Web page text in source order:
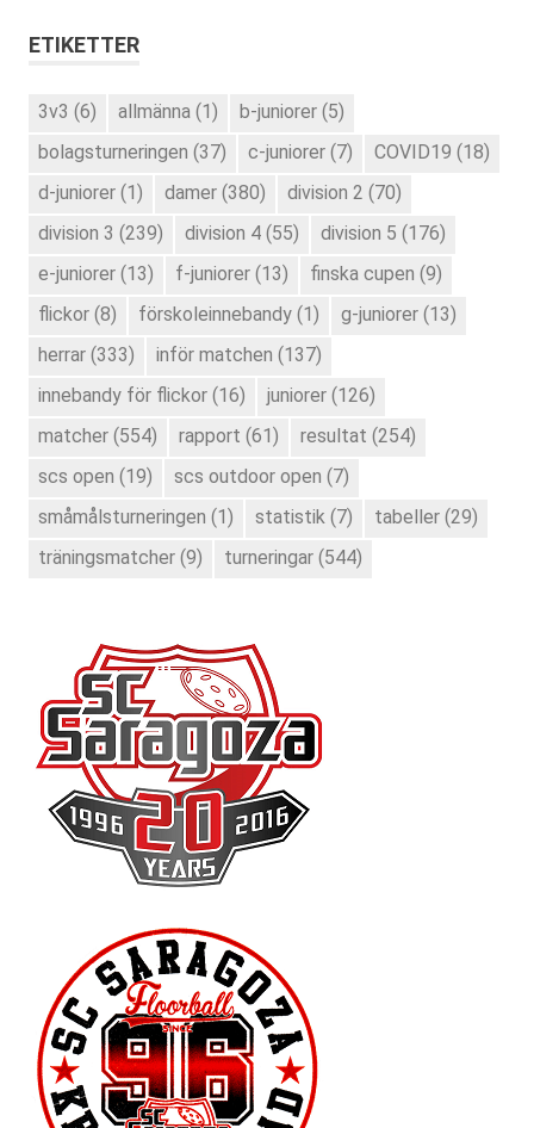
ETIKETTER
3v3 (6) allmänna (1) b-juniorer (5)
bolagsturneringen (37) c-juniorer (7) COVID19 (18)
d-juniorer (1) damer (380) division 2 (70)
division 3 (239) division 4 (55) division 5 (176)
e-juniorer (13) f-juniorer (13) finska cupen (9)
flickor (8) förskoleinnebandy (1) g-juniorer (13)
herrar (333) inför matchen (137)
innebandy för flickor (16) juniorer (126)
matcher (554) rapport (61) resultat (254)
scs open (19) scs outdoor open (7)
småmålsturneringen (1) statistik (7) tabeller (29)
träningsmatcher (9) turneringar (544)